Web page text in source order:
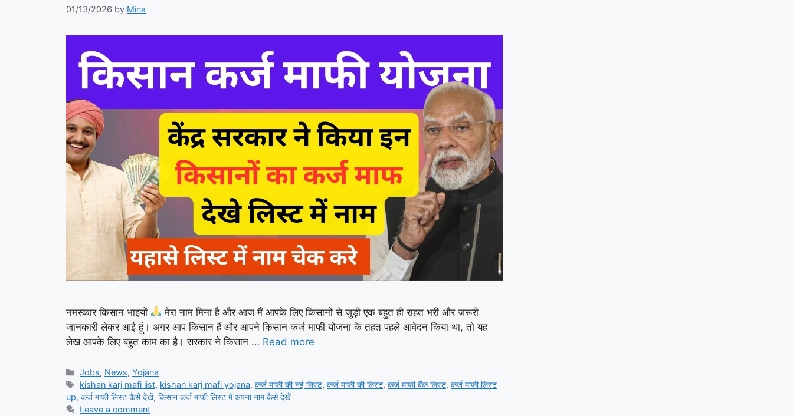
01/13/2026 by Mina
नमस्कार किसान भाइयों
मेरा नाम मिना है और आज मैं आपके लिए किसानों से जुड़ी एक बहुत ही राहत भरी और जरूरी
जानकारी लेकर आई हूं। अगर आप किसान हैं और आपने किसान कर्ज माफी योजना के तहत पहले आवेदन किया था, तो यह
लेख आपके लिए बहुत काम का है। सरकार ने किसान … Read more
Categories
Jobs, News,Yojana
Tags
kishan karj mafi list, kishan karj mafi yojana,कर्ज माफी की नई लिस्ट,कर्ज माफी की लिस्ट,कर्ज माफी बैंक लिस्ट,कर्ज माफी लिस्ट
up, कर्ज माफी लिस्ट कैसे देखें, किसान कर्ज माफी लिस्ट में अपना नाम कैसे देखें
Leave a comment